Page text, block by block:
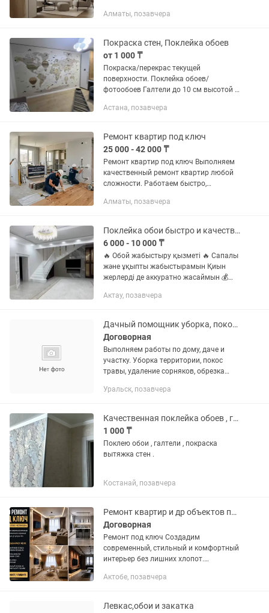
дома и коммерческие помещения
мы...
Алматы, позавчера
Покраска стен, Поклейка обоев
от 1 000 ₸
Покраска/перекрас текущей
поверхности. Поклейка обоев/
фотообоев Галтели до 10 см высотой с
расходники с заказчика. Малярные
Астана, позавчера
Ремонт квартир под ключ
25 000 - 42 000 ₸
Ремонт квартир под ключ Выполняем
качественный ремонт квартир любой
сложности. Работаем быстро,
клиентом. Поможем сделать
под ваш...
Алматы, позавчера
Поклейка обои быстро и качественно , Галтель, плинтус.
6 000 - 10 000 ₸
🔥 Обой жабыстыру қызметі 🔥 Сапалы
және ұқыпты жабыстырамын Қиын
жерлерді де аккуратно жасаймын 💰
түріне байланысты 📐 Фото жіберсеңіз
Актау, позавчера
Дачный помощник уборка, покос, ремонт
Договорная
Выполняем работы по дому, даче и
участку. Уборка территории, покос
травы, удаление сорняков, обрезка
Также выполняем поклейку обоев,
Уральск, позавчера
Качественная поклейка обоев , галтели ,покраска потолков и стен.
1 000 ₸
Поклею обои , галтели , покраска
вытяжка стен .
Костанай, позавчера
Ремонт квартир и др объектов под ключ
Договорная
Ремонт под ключ Создадим
современный, стильный и комфортный
интерьер без лишних хлопот.
домов и коммерческих помещений под
финальной...
Актобе, позавчера
Левкас,обои и закатка